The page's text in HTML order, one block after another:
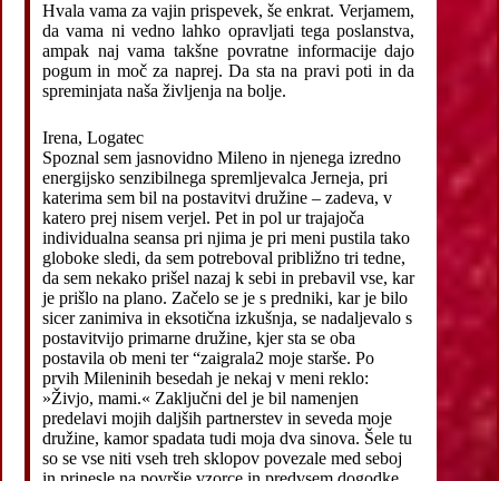
Hvala vama za vajin prispevek, še enkrat. Verjamem,
da vama ni vedno lahko opravljati tega poslanstva,
ampak naj vama takšne povratne informacije dajo
pogum in moč za naprej. Da sta na pravi poti in da
spreminjata naša življenja na bolje.
Irena, Logatec
Spoznal sem jasnovidno Mileno in njenega izredno
energijsko senzibilnega spremljevalca Jerneja, pri
katerima sem bil na postavitvi družine – zadeva, v
katero prej nisem verjel. Pet in pol ur trajajoča
individualna seansa pri njima je pri meni pustila tako
globoke sledi, da sem potreboval približno tri tedne,
da sem nekako prišel nazaj k sebi in prebavil vse, kar
je prišlo na plano. Začelo se je s predniki, kar je bilo
sicer zanimiva in eksotična izkušnja, se nadaljevalo s
postavitvijo primarne družine, kjer sta se oba
postavila ob meni ter “zaigrala2 moje starše. Po
prvih Mileninih besedah je nekaj v meni reklo:
»Živjo, mami.« Zaključni del je bil namenjen
predelavi mojih daljših partnerstev in seveda moje
družine, kamor spadata tudi moja dva sinova. Šele tu
so se vse niti vseh treh sklopov povezale med seboj